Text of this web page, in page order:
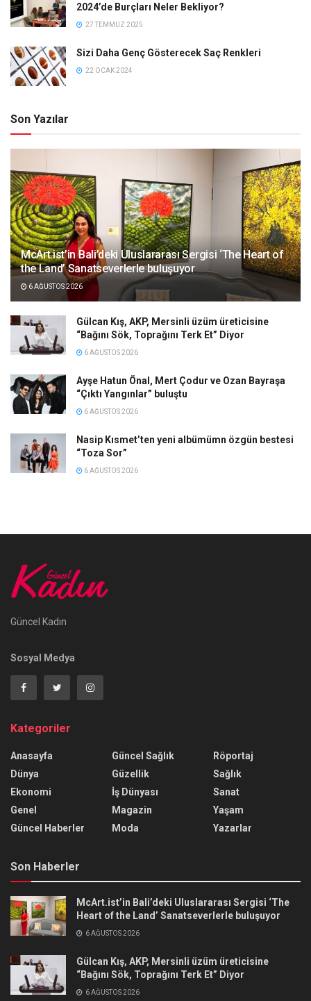
2024’de Burçları Neler Bekliyor?
27 TEMMUZ 2025
Sizi Daha Genç Gösterecek Saç Renkleri
22 OCAK 2024
Son Yazılar
McArt.ist’in Bali’deki Uluslararası Sergisi ‘The Heart of
the Land’ Sanatseverlerle buluşuyor
6 AĞUSTOS 2026
Gülcan Kış, AKP, Mersinli üzüm üreticisine
“Bağını Sök, Toprağını Terk Et” Diyor
6 AĞUSTOS 2026
Ayşe Hatun Önal, Mert Çodur ve Ozan Bayraşa
“Çıktı Yangınlar” buluştu
6 AĞUSTOS 2026
Nasip Kısmet’ten yeni albümümn özgün bestesi
“Toza Sor”
6 AĞUSTOS 2026
Güncel Kadın
Sosyal Medya
Kategoriler
Anasayfa
Dünya
Ekonomi
Genel
Güncel Haberler
Güncel Sağlık
Güzellik
İş Dünyası
Magazin
Moda
Röportaj
Sağlık
Sanat
Yaşam
Yazarlar
Son Haberler
McArt.ist’in Bali’deki Uluslararası Sergisi ‘The
Heart of the Land’ Sanatseverlerle buluşuyor
6 AĞUSTOS 2026
Gülcan Kış, AKP, Mersinli üzüm üreticisine
“Bağını Sök, Toprağını Terk Et” Diyor
6 AĞUSTOS 2026